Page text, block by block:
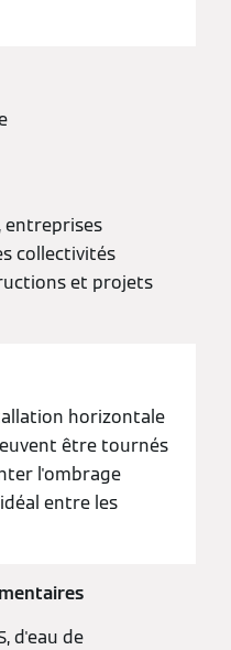
entreprises
collectivités
et projets
horizontale
être tournés
l'ombrage
entre les
d'eau de